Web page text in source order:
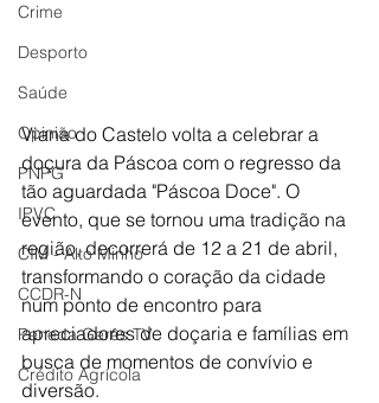
Crime
Desporto
Saúde
Opinião
PNPG
IPVC
CIM - Alto Minho
CCDR-N
Peneda Gerês TV
Crédito Agrícola
Viana do Castelo volta a celebrar a
doçura da Páscoa com o regresso da
tão aguardada "Páscoa Doce". O
evento, que se tornou uma tradição na
região, decorrerá de 12 a 21 de abril,
transformando o coração da cidade
num ponto de encontro para
apreciadores de doçaria e famílias em
busca de momentos de convívio e
diversão.